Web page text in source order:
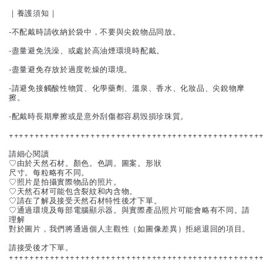
｜養護須知｜
-不配戴時請收納於袋中，不要與尖銳物品同放。
-盡量避免洗澡、或處於高油煙環境時配戴。
-盡量避免存放於過度乾燥的環境。
-請避免接觸酸性物質、化學藥劑、溫泉、香水、化妝品、尖銳物摩
擦。
-配戴時長期摩擦或是意外刮傷都容易毀損珍珠質。
請細心閱讀
♡由於天然石材。顏色。色調。圖案。形狀
尺寸。每粒略有不同。
♡照片是拍攝實際物品的照片。
♡天然石材可能包含裂紋和內含物。
♡請在了解及接受天然石材特性後才下單。
♡通過環境及每部電腦顯示器。與實際產品照片可能會略有不同。請
理解
對於圖片，我們將通過個人主觀性（如圖像差異）拒絕退回的項目。
請接受後才下單。